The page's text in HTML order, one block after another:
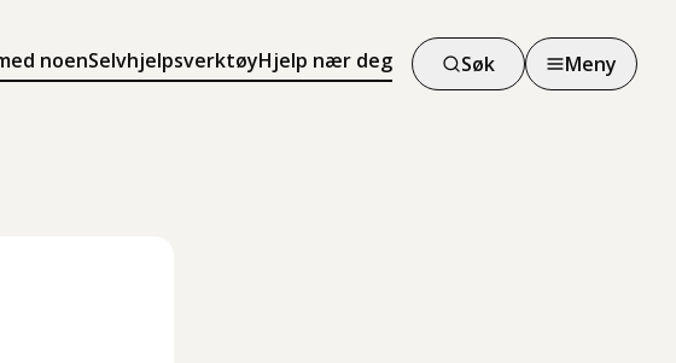
noenSelvhjelpsverktøyHjelp nær deg Søk Meny